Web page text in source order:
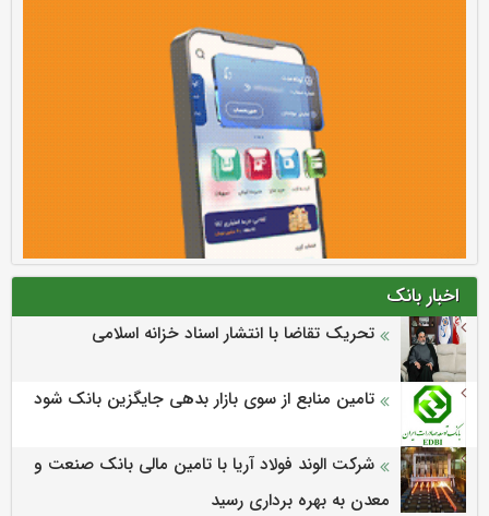
اخبار بانک
تحریک تقاضا با انتشار اسناد خزانه اسلامی
تامین منابع از سوی بازار بدهی جایگزین بانک شود
شرکت الوند فولاد آریا با تامین مالی بانک صنعت و
معدن به بهره برداری رسید